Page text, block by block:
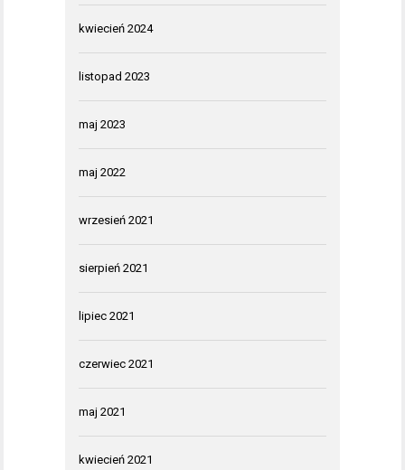
kwiecień 2024
listopad 2023
maj 2023
maj 2022
wrzesień 2021
sierpień 2021
lipiec 2021
czerwiec 2021
maj 2021
kwiecień 2021